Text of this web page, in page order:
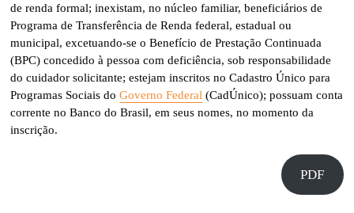
de renda formal; inexistam, no núcleo familiar, beneficiários de
Programa de Transferência de Renda federal, estadual ou
municipal, excetuando-se o Benefício de Prestação Continuada
(BPC) concedido à pessoa com deficiência, sob responsabilidade
do cuidador solicitante; estejam inscritos no Cadastro Único para
Programas Sociais doGoverno Federal (CadÚnico); possuam conta
corrente no Banco do Brasil, em seus nomes, no momento da
inscrição.
PDF